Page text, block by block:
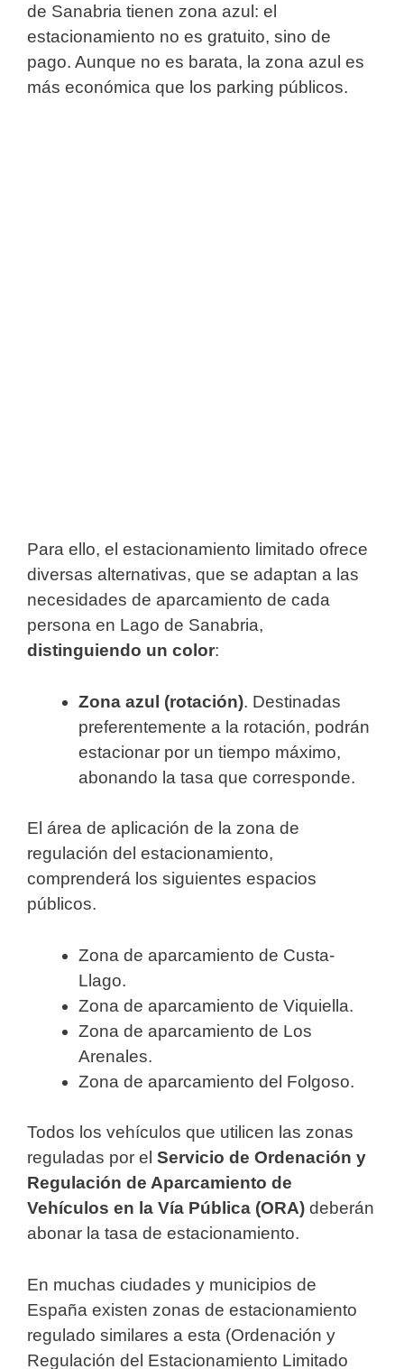
de Sanabria tienen zona azul: el
estacionamiento no es gratuito, sino de
pago. Aunque no es barata, la zona azul es
más económica que los parking públicos.
Para ello, el estacionamiento limitado ofrece
diversas alternativas, que se adaptan a las
necesidades de aparcamiento de cada
persona en Lago de Sanabria,
distinguiendo un color:
Zona azul (rotación). Destinadas
preferentemente a la rotación, podrán
estacionar por un tiempo máximo,
abonando la tasa que corresponde.
El área de aplicación de la zona de
regulación del estacionamiento,
comprenderá los siguientes espacios
públicos.
Zona de aparcamiento de Custa-
Llago.
Zona de aparcamiento de Viquiella.
Zona de aparcamiento de Los
Arenales.
Zona de aparcamiento del Folgoso.
Todos los vehículos que utilicen las zonas
reguladas por el Servicio de Ordenación y
Regulación de Aparcamiento de
Vehículos en la Vía Pública (ORA) deberán
abonar la tasa de estacionamiento.
En muchas ciudades y municipios de
España existen zonas de estacionamiento
regulado similares a esta (Ordenación y
Regulación del Estacionamiento Limitado